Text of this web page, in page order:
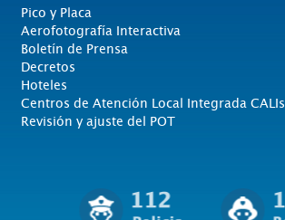
Pico y Placa
Aerofotografía Interactiva
Boletín de Prensa
Decretos
Hoteles
Centros de Atención Local Integrada CALIs
Revisión y ajuste del POT